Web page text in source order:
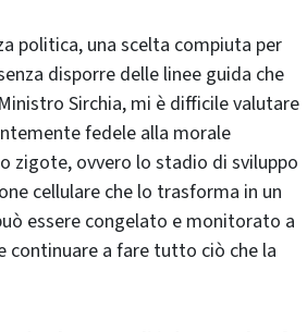
politica, una scelta compiuta per
disporre delle linee guida che
Sirchia, mi è difficile valutare
fedele alla morale
zigote, ovvero lo stadio di sviluppo
cellulare che lo trasforma in un
essere congelato e monitorato a
continuare a fare tutto ciò che la